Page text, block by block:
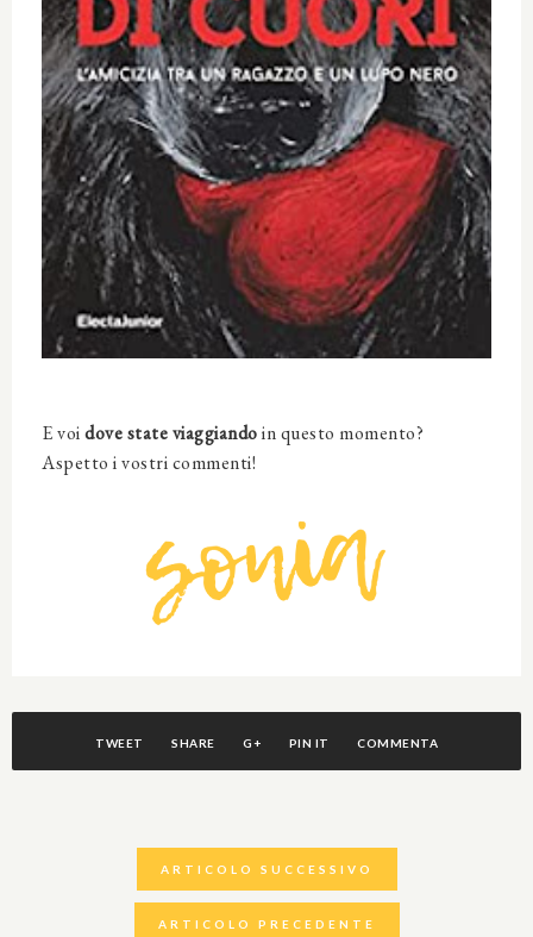
E voidove state viaggiandoin questo momento?
Aspetto i vostri commenti!
TWEET SHARE G+ PIN IT COMMENTA
ARTICOLO SUCCESSIVO
ARTICOLO PRECEDENTE